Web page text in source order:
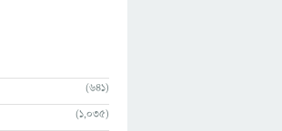
(641)
(1,035)